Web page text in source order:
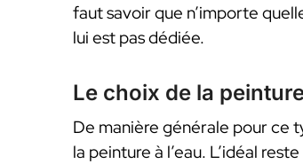
faut savoir que n’importe
lui est pas dédiée.
Le choix de la
De manière générale pour ce
la peinture à l’eau. L’idéal